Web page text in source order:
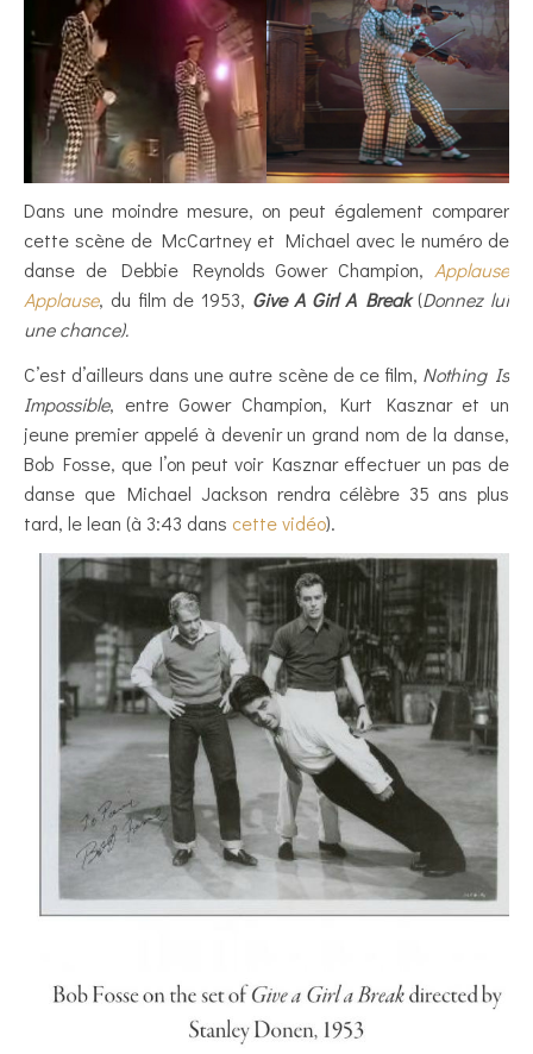
Dans une moindre mesure, on peut également comparer
cette scène de McCartney et Michael avec le numéro de
danse de Debbie Reynolds Gower Champion, Applause
Applause, du film de 1953, Give A Girl A Break(Donnez lui
une chance).
C’est d’ailleurs dans une autre scène de ce film, Nothing Is
Impossible, entre Gower Champion, Kurt Kasznar et un
jeune premier appelé à devenir un grand nom de la danse,
Bob Fosse, que l’on peut voir Kasznar effectuer un pas de
danse que Michael Jackson rendra célèbre 35 ans plus
tard, le lean (à 3:43 dans cette vidéo).